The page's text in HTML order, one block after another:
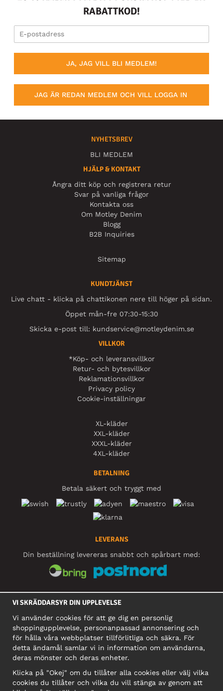
RABATTKOD!
JA, JAG VILL BLI MEDLEM!
JAG ÄR REDAN MEDLEM OCH VILL LOGGA IN
NYHETSBREV
BLI MEDLEM
HJÄLP & KONTAKT
Ångra ditt köp och registrera retur
Svar på vanliga frågor
Kontakta oss
Om Motley Denim
Blogg
B2B Inquiries
Sitemap
KUNDTJÄNST
Live chatt - klicka på chattikonen nere till höger på sidan.
Öppet mån-fre 07:30-15:30
Skicka e-post till: kundservice@motleydenim.se
VILLKOR
*Köp- och leveransvillkor
Retur- och bytesvillkor
Reklamationsvillkor
Privacy policy
Cookie-inställningar
XL-kläder
XXL-kläder
XXXL-kläder
4XL-kläder
BETALNING
Betala säkert och tryggt med
LEVERANS
Din beställning levereras snabbt och spårbart med:
SOCIALA MEDIER
FÖRETAG
Motley Denim Europe OÜ
Narva mnt 5, EE-10117 Tallinn
Org: 12356245, Momsnummer: SE502090048501
OBS! Skicka inte varureturer till denna adress!
VI SKRÄDDARSYR DIN UPPLEVELSE
Vi använder cookies för att ge dig en personlig
shoppingupplevelse, personanpassad annonsering och
för hålla våra webbplatser tillförlitliga och säkra. För
detta ändamål samlar vi in information om användarna,
deras mönster och deras enheter.
Klicka på "Okej" om du tillåter alla cookies eller välj vilka
cookies du tillåter och vilka du vill stänga av genom att